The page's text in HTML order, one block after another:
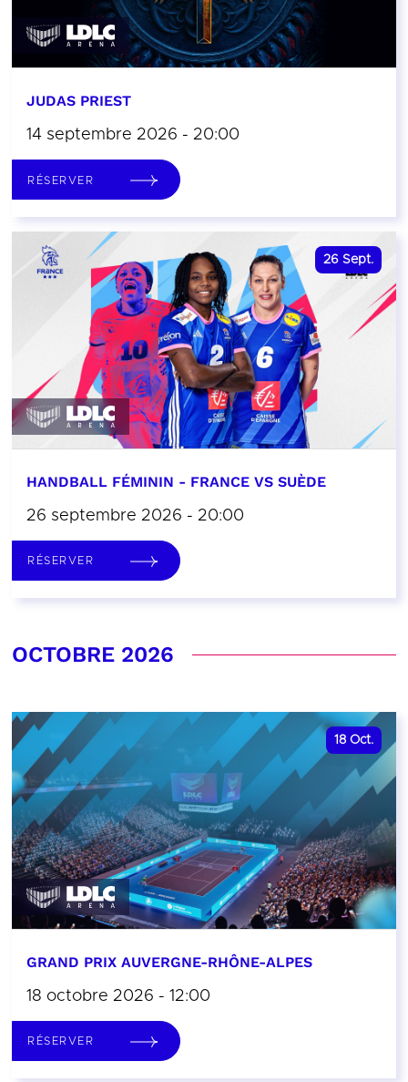
JUDAS PRIEST
14 septembre 2026 - 20:00
RÉSERVER
26 Sept.
HANDBALL FÉMININ - FRANCE VS SUÈDE
26 septembre 2026 - 20:00
RÉSERVER
OCTOBRE 2026
18 Oct.
GRAND PRIX AUVERGNE-RHÔNE-ALPES
18 octobre 2026 - 12:00
RÉSERVER